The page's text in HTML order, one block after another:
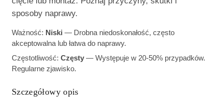
sposoby naprawy.
Ważność: Niski — Drobna niedoskonałość, często
akceptowalna lub łatwa do naprawy.
Częstotliwość: Częsty — Występuje w 20-50% przypadków.
Regularne zjawisko.
Szczegółowy opis